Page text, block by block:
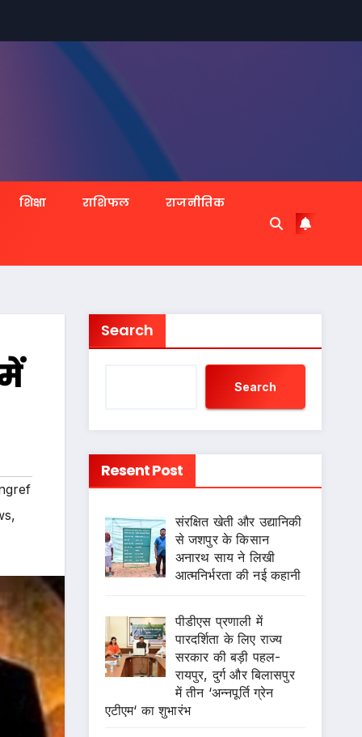
शिक्षा राशिफल राजनीतिक
,
Search
Search
Resent Post
संरक्षित खेती और उद्यानिकी
से जशपुर के किसान
अनारथ साय ने लिखी
आत्मनिर्भरता की नई कहानी
पीडीएस प्रणाली में
पारदर्शिता के लिए राज्य
सरकार की बड़ी पहल-
रायपुर, दुर्ग और बिलासपुर
में तीन ‘अन्नपूर्ति ग्रेन
एटीएम‘ का शुभारंभ